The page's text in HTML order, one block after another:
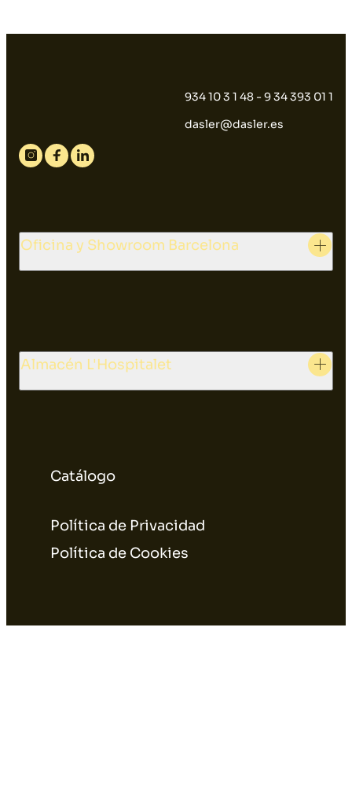
934 10 3 1 48 - 9 34 393 01 1
dasler@dasler.es
Instagram
FacebookLinkedin
Catálogo
Política de Privacidad
Política de Cookies
Oficina y Showroom Barcelona
Almacén L'Hospitalet